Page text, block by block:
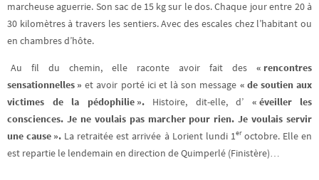
marcheuse aguerrie. Son sac de 15 kg sur le dos. Chaque jour entre 20 à
30 kilomètres à travers les sentiers. Avec des escales chez l’habitant ou
en chambres d’hôte.
Au fil du chemin, elle raconte avoir fait des « rencontres
sensationnelles » et avoir porté ici et là son message « de soutien aux
victimes de la pédophilie ».Histoire, dit-elle, d’ « éveiller les
consciences. Je ne voulais pas marcher pour rien. Je voulais servir
une cause ». La retraitée est arrivée à Lorient lundi 1eroctobre. Elle en
est repartie le lendemain en direction de Quimperlé (Finistère)…